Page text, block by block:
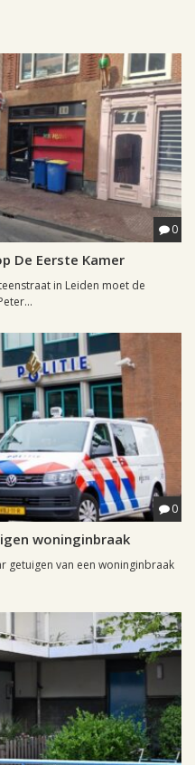
0
De Eerste Kamer
in Leiden moet de
0
woninginbraak
getuigen van een woninginbraak